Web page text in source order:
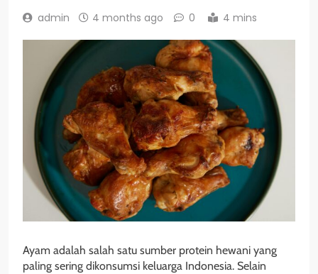
admin 4 months ago 0 4 mins
Ayam adalah salah satu sumber protein hewani yang
paling sering dikonsumsi keluarga Indonesia. Selain